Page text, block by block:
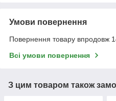
Умови повернення
Повернення товару впродовж
Всі умови повернення
З цим товаром також